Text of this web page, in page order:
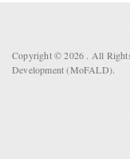
Copyright © 2026 . All
Development (MoFALD).